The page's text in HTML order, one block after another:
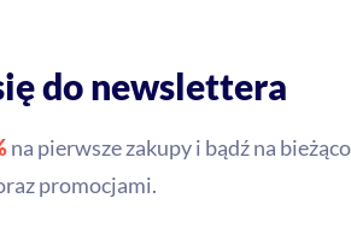
do newslettera
na pierwsze zakupy i bądź na
promocjami.